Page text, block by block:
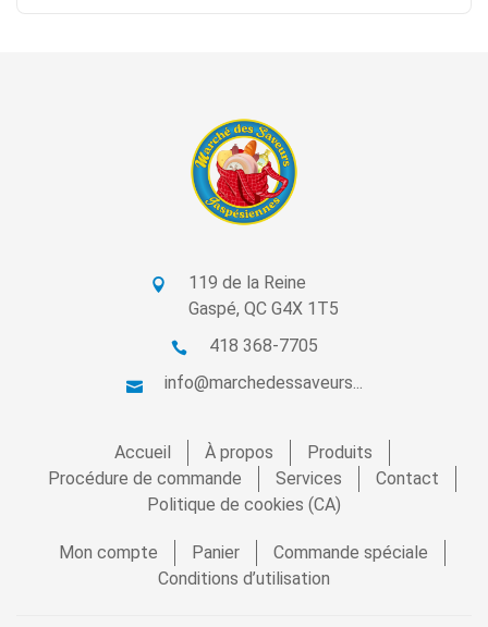
119 de la Reine
Gaspé, QC G4X 1T5
418 368-7705
info@marchedessaveurs...
Accueil À propos
Produits
Procédure de commande
Services
Contact
Politique de cookies (CA)
Mon compte Panier
Commande spéciale
Conditions d’utilisation